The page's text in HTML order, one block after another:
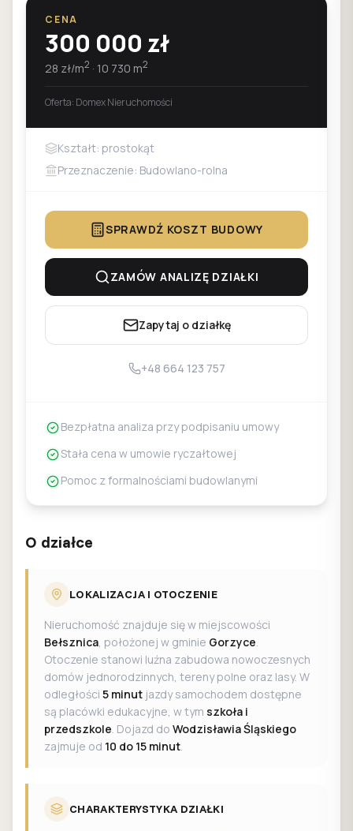
CENA
300 000 zł
28 zł/m2 · 10 730 m2
Oferta: Domex Nieruchomości
Kształt: prostokąt
Przeznaczenie: Budowlano-rolna
SPRAWDŹ KOSZT BUDOWY
ZAMÓW ANALIZĘ DZIAŁKI
Zapytaj o działkę
+48 664 123 757
Bezpłatna analiza przy podpisaniu umowy
Stała cena w umowie ryczałtowej
Pomoc z formalnościami budowlanymi
O działce
LOKALIZACJA I OTOCZENIE
Nieruchomość znajduje się w miejscowości
Bełsznica, położonej w gminie Gorzyce.
Otoczenie stanowi luźna zabudowa nowoczesnych
domów jednorodzinnych, tereny polne oraz lasy. W
odległości 5 minut jazdy samochodem dostępne
są placówki edukacyjne, w tym szkoła i
przedszkole. Dojazd do Wodzisławia Śląskiego
zajmuje od 10 do 15 minut.
CHARAKTERYSTYKA DZIAŁKI